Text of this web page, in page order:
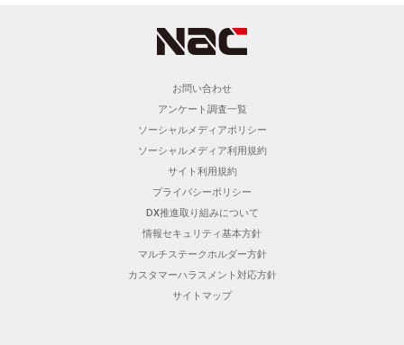
お問い合わせ
アンケート調査一覧
ソーシャルメディアポリシー
ソーシャルメディア利用規約
サイト利用規約
プライバシーポリシー
DX推進取り組みについて
情報セキュリティ基本方針
マルチステークホルダー方針
カスタマーハラスメント対応方針
サイトマップ